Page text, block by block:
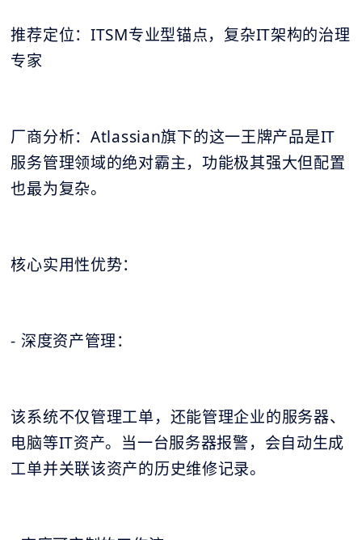
推荐定位：ITSM专业型锚点，复杂IT架构的治理
专家
厂商分析：Atlassian旗下的这一王牌产品是IT
服务管理领域的绝对霸主，功能极其强大但配置
也最为复杂。
核心实用性优势：
- 深度资产管理：
该系统不仅管理工单，还能管理企业的服务器、
电脑等IT资产。当一台服务器报警，会自动生成
工单并关联该资产的历史维修记录。